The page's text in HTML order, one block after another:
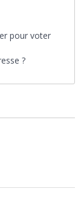
pour voter
?